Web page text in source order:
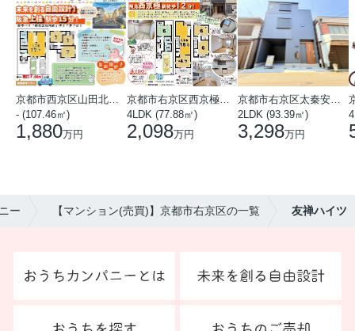
- (107.46㎡)
1,880万円
4LDK (77.88㎡)
2,098万円
2LDK (93.39㎡)
3,298万円
ー 【マンション(売買)】京都市右京区の一覧 友禅ハイツ